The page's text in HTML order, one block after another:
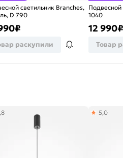
светильник Branches,
D 790
₽
раскупили
Подвесной
1040
12 990₽
Товар
5,0